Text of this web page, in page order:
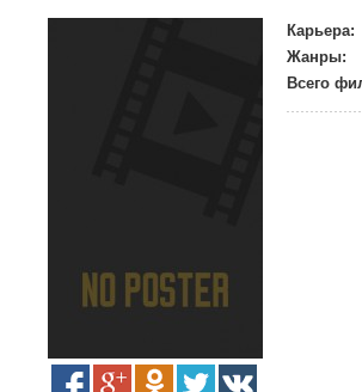
Карьера:
Жанры:
Всего